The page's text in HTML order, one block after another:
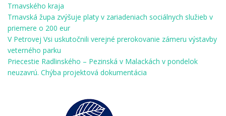
Trnavského kraja
Trnavská župa zvýšuje platy v zariadeniach sociálnych služieb v
priemere o 200 eur
V Petrovej Vsi uskutočnili verejné prerokovanie zámeru výstavby
veterného parku
Priecestie Radlinského – Pezinská v Malackách v pondelok
neuzavrú. Chýba projektová dokumentácia